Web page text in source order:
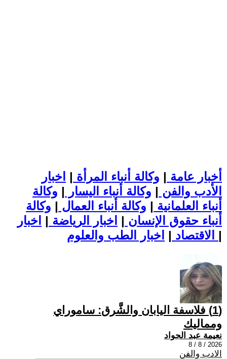
أخبار عامة | وكالة أنباء المرأة | اخبار
الأدب والفن | وكالة أنباء اليسار | وكالة
أنباء العلمانية | وكالة أنباء العمال | وكالة
أنباء حقوق الإنسان | اخبار الرياضة | اخبار
الاقتصاد | |
(1) فلاسفة اليابان والشَّرق: ساموراي
ومماليك
نعيمة عبد الجواد
2026 / 8 / 8
الادب والفن